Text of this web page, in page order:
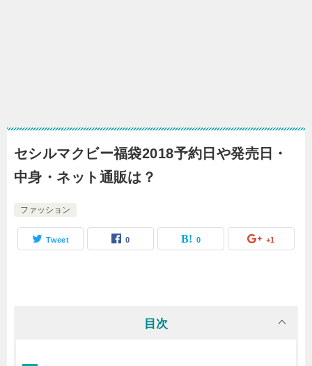
セシルマクビー福袋2018予約日や発売日・
中身・ネット通販は？
ファッション
Tweet 0 0 +1
目次